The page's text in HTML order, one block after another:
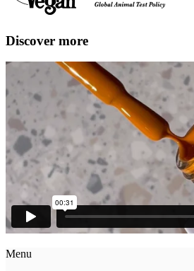
Discover more
Menu